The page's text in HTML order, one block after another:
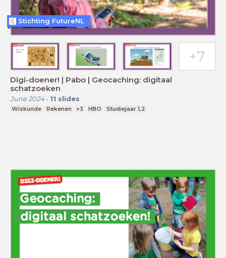
Digi-doener! | Pabo | Geocaching: digitaal
schatzoeken
June 2024- 11 slides
Wiskunde Rekenen +3 HBO Studiejaar 1,2
Stichting FutureNL